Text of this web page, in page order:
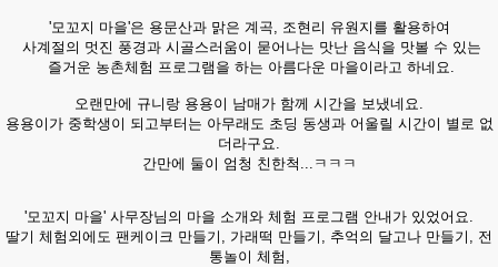
'모꼬지 마을'은 용문산과 맑은 계곡, 조현리 유원지를 활용하여
사계절의 멋진 풍경과 시골스러움이 묻어나는 맛난 음식을 맛볼 수 있는
즐거운 농촌체험 프로그램을 하는 아름다운 마을이라고 하네요.
오랜만에 규니랑 용용이 남매가 함께 시간을 보냈네요.
용용이가 중학생이 되고부터는 아무래도 초딩 동생과 어울릴 시간이 별로 없
더라구요.
간만에 둘이 엄청 친한척...ㅋㅋㅋ
'모꼬지 마을' 사무장님의 마을 소개와 체험 프로그램 안내가 있었어요.
딸기 체험외에도 팬케이크 만들기, 가래떡 만들기, 추억의 달고나 만들기, 전
통놀이 체험,